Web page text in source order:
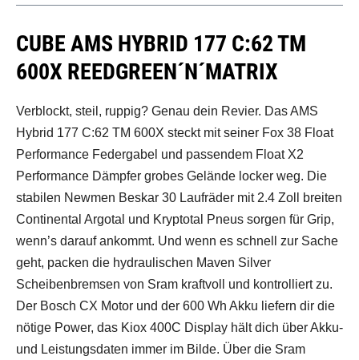
CUBE AMS HYBRID 177 C:62 TM
600X REEDGREEN´N´MATRIX
Verblockt, steil, ruppig? Genau dein Revier. Das AMS
Hybrid 177 C:62 TM 600X steckt mit seiner Fox 38 Float
Performance Federgabel und passendem Float X2
Performance Dämpfer grobes Gelände locker weg. Die
stabilen Newmen Beskar 30 Laufräder mit 2.4 Zoll breiten
Continental Argotal und Kryptotal Pneus sorgen für Grip,
wenn’s darauf ankommt. Und wenn es schnell zur Sache
geht, packen die hydraulischen Maven Silver
Scheibenbremsen von Sram kraftvoll und kontrolliert zu.
Der Bosch CX Motor und der 600 Wh Akku liefern dir die
nötige Power, das Kiox 400C Display hält dich über Akku-
und Leistungsdaten immer im Bilde. Über die Sram